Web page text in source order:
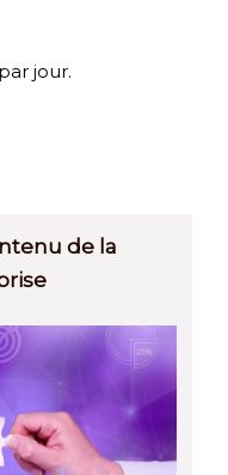
jour.
de la